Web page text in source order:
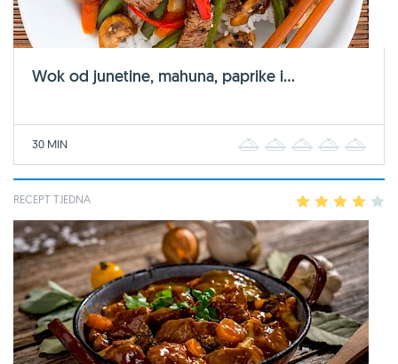
Wok od junetine, mahuna, paprike i...
30 MIN 2 3 4
RECEPT TJEDNA 2 3 4